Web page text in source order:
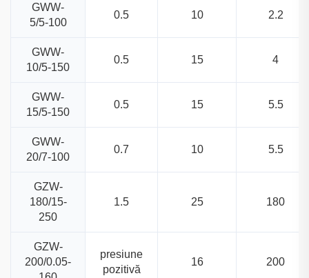
GWW-
5/5-100
0.5 10 2.2
GWW-
10/5-150
0.5 15 4
GWW-
15/5-150
0.5 15 5.5
GWW-
20/7-100
0.7 10 5.5
GZW-
180/15-
250
1.5 25 180
GZW-
200/0.05-
presiune
pozitivă
16 200